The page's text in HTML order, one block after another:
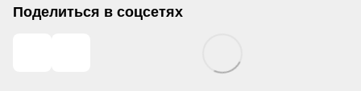
Поделиться в соцсетях